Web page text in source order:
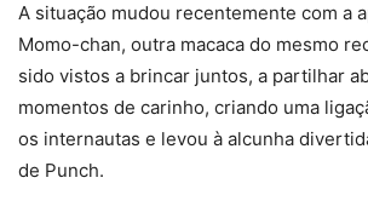
A situação mudou recentemente com a
Momo-chan, outra macaca do mesmo
sido vistos a brincar juntos, a partilhar
momentos de carinho, criando uma
os internautas e levou à alcunha
de Punch.